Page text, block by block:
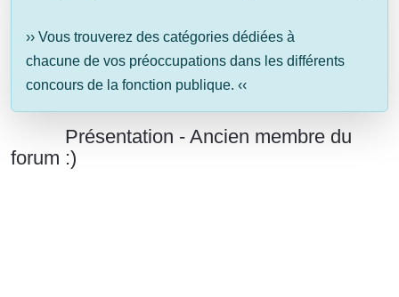
›› Vous trouverez des catégories dédiées à
chacune de vos préoccupations dans les différents
concours de la fonction publique. ‹‹
Présentation - Ancien membre du
forum :)